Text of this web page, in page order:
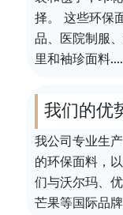
择。 这些环保
品、医院制服
里和袖珍面料
我们的优
我公司专业生
的环保面料，
们与沃尔玛、
芒果等国际品